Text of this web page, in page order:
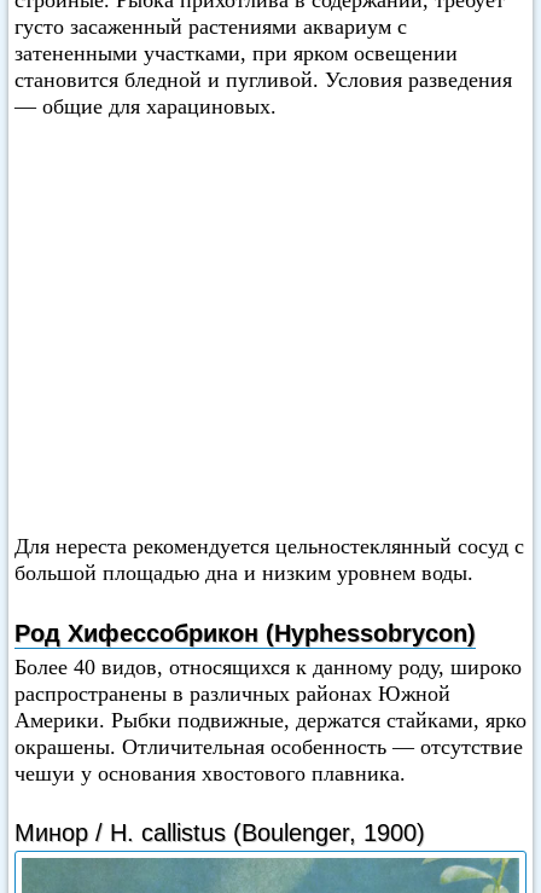
густо засаженный растениями аквариум с
затененными участками, при ярком освещении
становится бледной и пугливой. Условия разведения
— общие для харациновых.
Для нереста рекомендуется цельностеклянный сосуд с
большой площадью дна и низким уровнем воды.
Род Хифессобрикон (Hyphessobrycon)
Более 40 видов, относящихся к данному роду, широко
распространены в различных районах Южной
Америки. Рыбки подвижные, держатся стайками, ярко
окрашены. Отличительная особенность — отсутствие
чешуи у основания хвостового плавника.
Минор / Н. callistus (Boulenger, 1900)